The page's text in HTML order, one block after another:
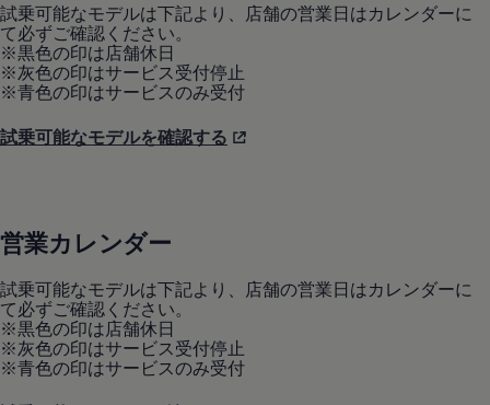
2021
2020
2019
2018
2017
2015
リコール関連情報
試乗可能なモデルは下記より、店舗の営業日はカレンダーに
て必ずご確認ください。
※黒色の印は店舗休日
※灰色の印はサービス受付停止
※青色の印はサービスのみ受付
試乗可能なモデルを確認する
営業カレンダー
試乗可能なモデルは下記より、店舗の営業日はカレンダーに
て必ずご確認ください。
※黒色の印は店舗休日
※灰色の印はサービス受付停止
※青色の印はサービスのみ受付